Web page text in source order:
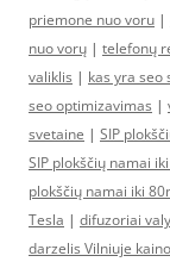
priemone nuo voru |
nuo vorų | telefonų
valiklis | kas yra seo
seo optimizavimas |
svetaine | SIP
SIP plokščių namai
plokščių namai iki
Tesla | difuzoriai
darzelis Vilniuje